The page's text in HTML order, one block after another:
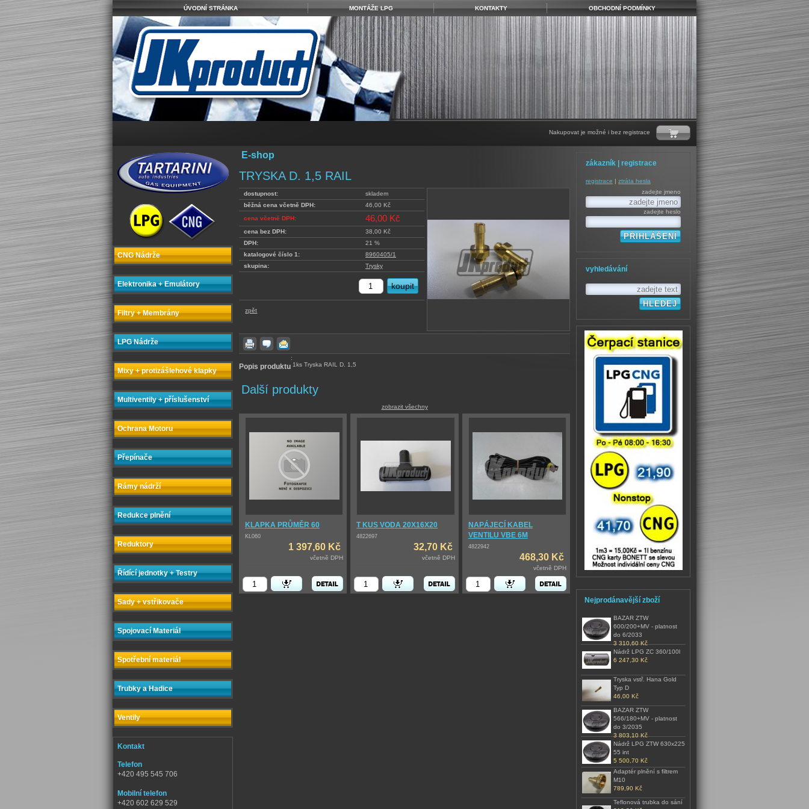
ÚVODNÍ STRÁNKA MONTÁŽE LPG KONTAKTY OBCHODNÍ PODMÍNKY
Nakupovat je možné i bez registrace
CNG Nádrže
Elektronika + Emulátory
Filtry + Membrány
LPG Nádrže
Mixy + protizášlehové klapky
Multiventily + příslušenství
Ochrana Motoru
Přepínače
Rámy nádrží
Redukce plnění
Reduktory
Řídící jednotky + Testry
Sady + vstřikovače
Spojovací Materiál
Spotřební materiál
Trubky a Hadice
Ventily
Kontakt
Telefon
+420 495 545 706
Mobilní telefon
+420 602 629 529
E-shop
TRYSKA D. 1,5 RAIL
dostupnost:
skladem
běžná cena včetně DPH:
46,00 Kč
cena včetně DPH:
46,00 Kč
cena bez DPH:
38,00 Kč
DPH:
21 %
katalogové číslo 1:
8960405/1
skupina:
Trysky
zpět
Popis produktu
:
1ks Tryska RAIL D. 1,5
Další produkty
zobrazit všechny
KLAPKA PRŮMĚR 60
KL060
1 397,60 Kč
včetně DPH
T KUS VODA 20X16X20
4822697
32,70 Kč
včetně DPH
NAPÁJECÍ KABEL
VENTILU VBE 6M
4822942
468,30 Kč
včetně DPH
zákazník | registrace
registrace
ztráta hesla
zadejte jmeno
zadejte heslo
vyhledávání
Nejprodánavější zboží
BAZAR ZTW
600/200+MV - platnost
do 6/2033
3 310,60 Kč
Nádrž LPG ZC 360/100l
6 247,30 Kč
Tryska vstř. Hana Gold
Typ D
46,00 Kč
BAZAR ZTW
566/180+MV - platnost
do 3/2035
3 803,10 Kč
Nádrž LPG ZTW 630x225
55 int
5 500,70 Kč
Adaptér plnění s filtrem
M10
789,90 Kč
Teflonová trubka do sání